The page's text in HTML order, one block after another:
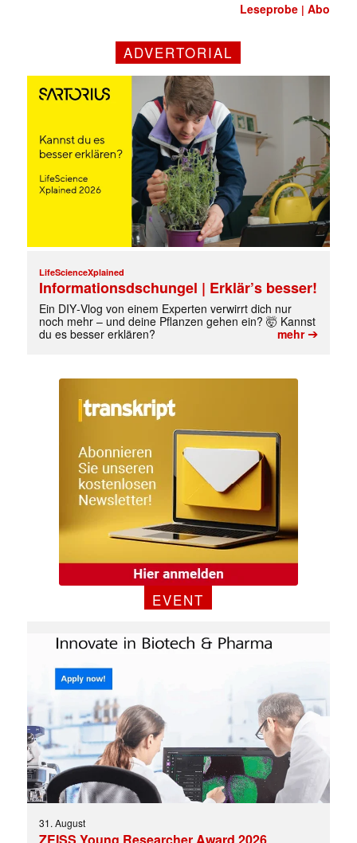
✕
Leseprobe |Abo
ADVERTORIAL
LifeScienceXplained
Informationsdschungel | Erklär’s besser!
Ein DIY‑Vlog von einem Experten verwirrt dich nur
noch mehr – und deine Pflanzen gehen ein? 🤯 Kannst
du es besser erklären?
mehr➔
EVENT
31. August